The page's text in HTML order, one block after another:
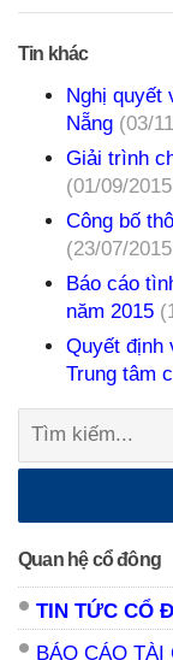
Tin khác
Nghị quyết
Nẵng (03/
Giải trình
(01/09/
Công bố
(23/07/
Báo cáo
năm 2015
Quyết định
Trung tâm
Tìm
Quan hệ cổ đông
TIN TỨC CỔ
BÁO CÁO TÀI